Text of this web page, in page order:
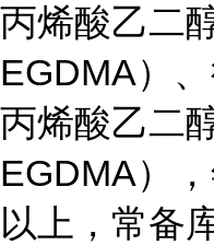
丙烯酸乙二
EGDMA）
丙烯酸乙二
EGDMA）
以上，常备